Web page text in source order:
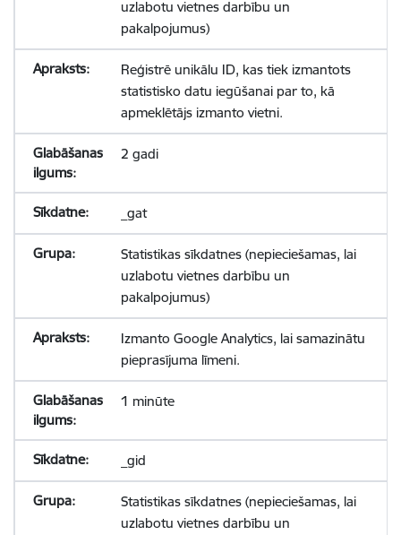
uzlabotu vietnes darbību un
pakalpojumus)
Reģistrē unikālu ID, kas tiek izmantots
statistisko datu iegūšanai par to, kā
apmeklētājs izmanto vietni.
2 gadi
_gat
Statistikas sīkdatnes (nepieciešamas, lai
uzlabotu vietnes darbību un
pakalpojumus)
Izmanto Google Analytics, lai samazinātu
pieprasījuma līmeni.
1 minūte
_gid
Statistikas sīkdatnes (nepieciešamas, lai
uzlabotu vietnes darbību un